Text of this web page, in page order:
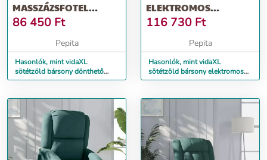
MASSZÁZSFOTEL
LÁBTARTÓVAL
86 450 Ft
Pepita
Hasonlók, mint vidaXL
sötétzöld bársony dönthető
masszázsfotel lábtartóval
ELEKTROMOS
DÖNTHETŐ
MASSZÁZSFOTEL
116 730 Ft
Pepita
Hasonlók, mint vidaXL
sötétzöld bársony elektromos
dönthető masszázsfotel